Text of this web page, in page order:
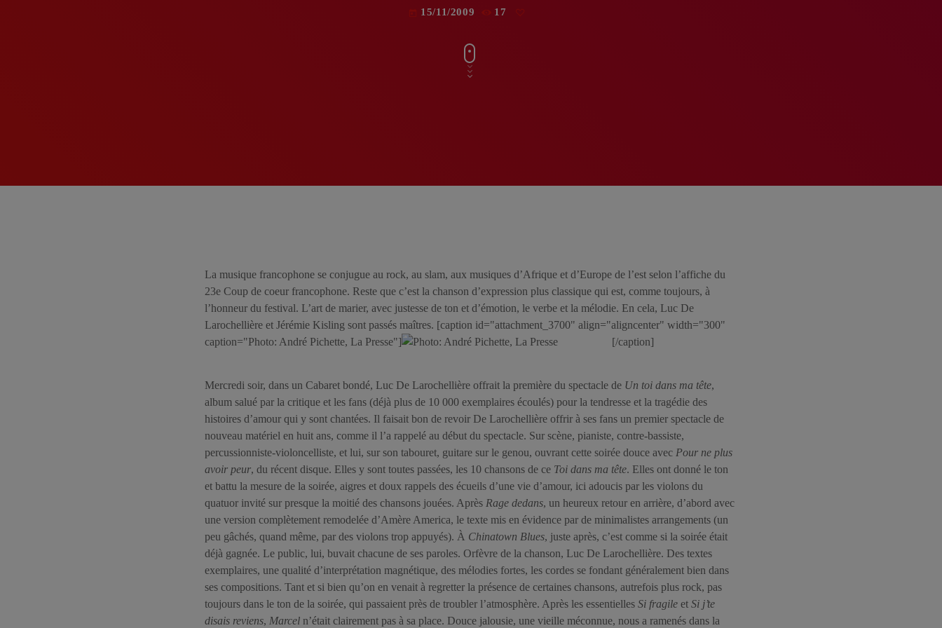
15/11/2009 17
La musique francophone se conjugue au rock, au slam, aux musiques d’Afrique et d’Europe de l’est selon l’affiche du
23e Coup de coeur francophone. Reste que c’est la chanson d’expression plus classique qui est, comme toujours, à
l’honneur du festival. L’art de marier, avec justesse de ton et d’émotion, le verbe et la mélodie. En cela, Luc De
Larochellière et Jérémie Kisling sont passés maîtres. [caption id="attachment_3700" align="aligncenter" width="300"
caption="Photo: André Pichette, La Presse"]
[/caption]
Mercredi soir, dans un Cabaret bondé, Luc De Larochellière offrait la première du spectacle de Un toi dans ma tête,
album salué par la critique et les fans (déjà plus de 10 000 exemplaires écoulés) pour la tendresse et la tragédie des
histoires d’amour qui y sont chantées. Il faisait bon de revoir De Larochellière offrir à ses fans un premier spectacle de
nouveau matériel en huit ans, comme il l’a rappelé au début du spectacle. Sur scène, pianiste, contre-bassiste,
percussionniste-violoncelliste, et lui, sur son tabouret, guitare sur le genou, ouvrant cette soirée douce avec Pour ne plus
avoir peur, du récent disque. Elles y sont toutes passées, les 10 chansons de ce Toi dans ma tête. Elles ont donné le ton
et battu la mesure de la soirée, aigres et doux rappels des écueils d’une vie d’amour, ici adoucis par les violons du
quatuor invité sur presque la moitié des chansons jouées. Après Rage dedans, un heureux retour en arrière, d’abord avec
une version complètement remodelée d’Amère America, le texte mis en évidence par de minimalistes arrangements (un
peu gâchés, quand même, par des violons trop appuyés). À Chinatown Blues, juste après, c’est comme si la soirée était
déjà gagnée. Le public, lui, buvait chacune de ses paroles. Orfèvre de la chanson, Luc De Larochellière. Des textes
exemplaires, une qualité d’interprétation magnétique, des mélodies fortes, les cordes se fondant généralement bien dans
ses compositions. Tant et si bien qu’on en venait à regretter la présence de certaines chansons, autrefois plus rock, pas
toujours dans le ton de la soirée, qui passaient près de troubler l’atmosphère. Après les essentielles Si fragile et Si j’te
disais reviens, Marcel n’était clairement pas à sa place. Douce jalousie, une vieille méconnue, nous a ramenés dans la